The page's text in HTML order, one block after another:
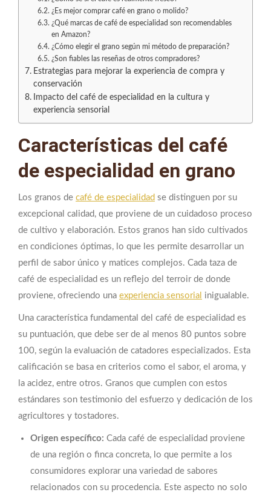
¿Es mejor comprar café en grano o molido?
¿Qué marcas de café de especialidad son recomendables
en Amazon?
¿Cómo elegir el grano según mi método de preparación?
¿Son fiables las reseñas de otros compradores?
Estrategias para mejorar la experiencia de compra y
conservación
Impacto del café de especialidad en la cultura y
experiencia sensorial
Características del café
de especialidad en grano
Los granos de café de especialidad se distinguen por su
excepcional calidad, que proviene de un cuidadoso proceso
de cultivo y elaboración. Estos granos han sido cultivados
en condiciones óptimas, lo que les permite desarrollar un
perfil de sabor único y matices complejos. Cada taza de
café de especialidad es un reflejo del terroir de donde
proviene, ofreciendo una experiencia sensorial inigualable.
Una característica fundamental del café de especialidad es
su puntuación, que debe ser de al menos 80 puntos sobre
100, según la evaluación de catadores especializados. Esta
calificación se basa en criterios como el sabor, el aroma, y
la acidez, entre otros. Granos que cumplen con estos
estándares son testimonio del esfuerzo y dedicación de los
agricultores y tostadores.
Origen específico: Cada café de especialidad proviene
de una región o finca concreta, lo que permite a los
consumidores explorar una variedad de sabores
relacionados con su procedencia. Este aspecto no solo